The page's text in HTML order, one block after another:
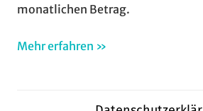
monatlichen Betrag.
Mehr erfahren »